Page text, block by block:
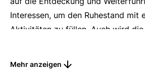
Interessen, um den Ruhestand mit
Aktivitäten zu füllen. Auch wird
Mehr anzeigen